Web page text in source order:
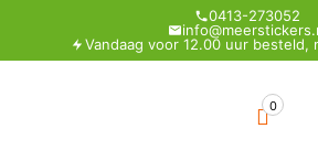
0413-273052
Vandaag voor 12.00 uur besteld,
0